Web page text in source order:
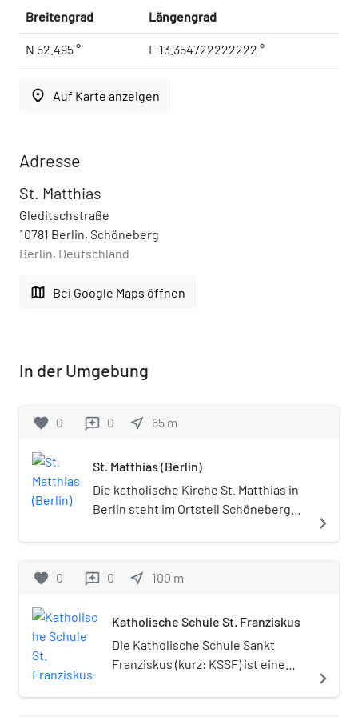
Breitengrad Längengrad
N 52.495 ° E 13.354722222222 °
place Auf Karte anzeigen
Adresse
St. Matthias
Gleditschstraße
10781 Berlin, Schöneberg
Berlin, Deutschland
map Bei Google Maps öffnen
In der Umgebung
favorite 0 reviews 0 near_me 65 m
St. Matthias (Berlin)
Die katholische Kirche St. Matthias in
Berlin steht im Ortsteil Schöneberg
zu einer der ältesten und größten
der Neugotik erbaute Hallenkirche
eine der wenigen frei stehenden
katholischen Kirchen in Berlin.
navigate_next
favorite 0 reviews 0 near_me 100 m
Katholische Schule St. Franziskus
Die Katholische Schule Sankt
Franziskus (kurz: KSSF) ist eine
Ortsteil Schöneberg des Berliner
navigate_next